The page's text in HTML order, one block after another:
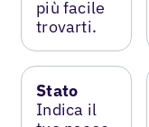
più facile
trovarti.
Stato
Indica il